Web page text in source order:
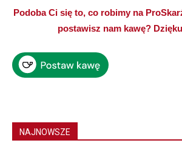
Podoba Ci się to, co robimy na
postawisz nam kawę?
NAJNOWSZE